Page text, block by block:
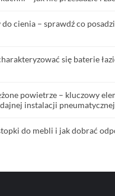
cienia – sprawdź co
się baterie
powietrze – kluczowy
instalacji pneumatycznej
do mebli i jak dobrać